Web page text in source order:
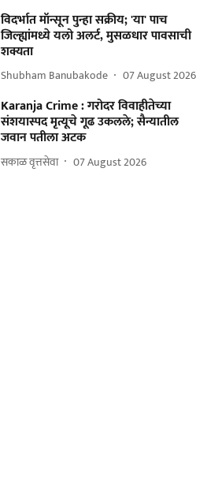
विदर्भात मॉन्सून पुन्हा सक्रीय; 'या' पाच
जिल्ह्यांमध्ये यलो अलर्ट, मुसळधार पावसाची
शक्यता
Shubham Banubakode 07 August 2026
Karanja Crime : गरोदर विवाहीतेच्या
संशयास्पद मृत्यूचे गूढ उकलले; सैन्यातील
जवान पतीला अटक
सकाळ वृत्तसेवा 07 August 2026